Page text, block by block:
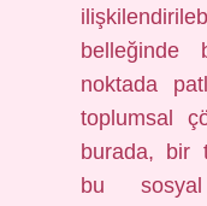
belleğinde
noktada
toplumsal
burada, bir
bu sosyal